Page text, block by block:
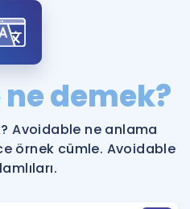
DEĞİLİM
An Boş.
onlarca eğitim seni
ne demek?
Avoidable ne anlama
örnek cümle. Avoidable